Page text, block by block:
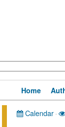
Home
Calendar·